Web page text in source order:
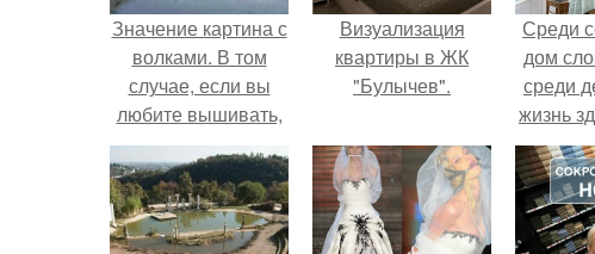
Значение картина с
волками. В том
случае, если вы
любите вышивать,
то наверняка
задумывались о
том, что означает та
или иная вышитая
Визуализация
квартиры в ЖК
"Булычев".
Среди
дом
среди
жизнь
-